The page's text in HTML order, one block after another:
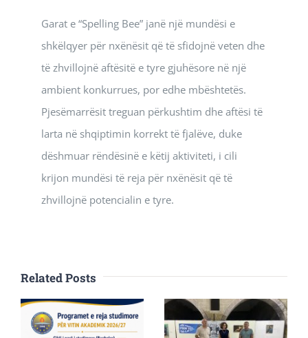
Garat e “Spelling Bee” janë një mundësi e
shkëlqyer për nxënësit që të sfidojnë veten dhe
të zhvillojnë aftësitë e tyre gjuhësore në një
ambient konkurrues, por edhe mbështetës.
Pjesëmarrësit treguan përkushtim dhe aftësi të
larta në shqiptimin korrekt të fjalëve, duke
dëshmuar rëndësinë e këtij aktiviteti, i cili
krijon mundësi të reja për nxënësit që të
zhvillojnë potencialin e tyre.
Related Posts